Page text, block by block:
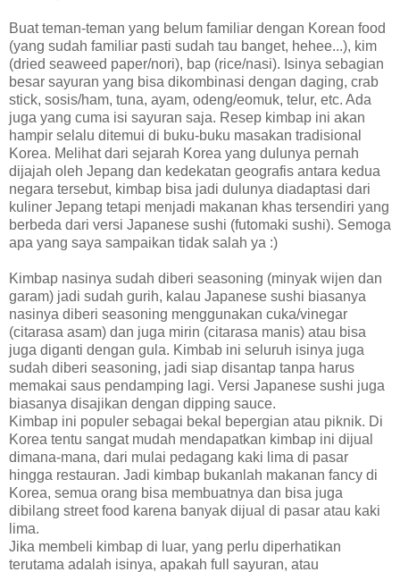
Buat teman-teman yang belum familiar dengan Korean food
(yang sudah familiar pasti sudah tau banget, hehee...), kim
(dried seaweed paper/nori), bap (rice/nasi). Isinya sebagian
besar sayuran yang bisa dikombinasi dengan daging, crab
stick, sosis/ham, tuna, ayam, odeng/eomuk, telur, etc. Ada
juga yang cuma isi sayuran saja. Resep kimbap ini akan
hampir selalu ditemui di buku-buku masakan tradisional
Korea. Melihat dari sejarah Korea yang dulunya pernah
dijajah oleh Jepang dan kedekatan geografis antara kedua
negara tersebut, kimbap bisa jadi dulunya diadaptasi dari
kuliner Jepang tetapi menjadi makanan khas tersendiri yang
berbeda dari versi Japanese sushi (futomaki sushi). Semoga
apa yang saya sampaikan tidak salah ya :)
Kimbap nasinya sudah diberi seasoning (minyak wijen dan
garam) jadi sudah gurih, kalau Japanese sushi biasanya
nasinya diberi seasoning menggunakan cuka/vinegar
(citarasa asam) dan juga mirin (citarasa manis) atau bisa
juga diganti dengan gula. Kimbab ini seluruh isinya juga
sudah diberi seasoning, jadi siap disantap tanpa harus
memakai saus pendamping lagi. Versi Japanese sushi juga
biasanya disajikan dengan dipping sauce.
Kimbap ini populer sebagai bekal bepergian atau piknik. Di
Korea tentu sangat mudah mendapatkan kimbap ini dijual
dimana-mana, dari mulai pedagang kaki lima di pasar
hingga restauran. Jadi kimbap bukanlah makanan fancy di
Korea, semua orang bisa membuatnya dan bisa juga
dibilang street food karena banyak dijual di pasar atau kaki
lima.
Jika membeli kimbap di luar, yang perlu diperhatikan
terutama adalah isinya, apakah full sayuran, atau